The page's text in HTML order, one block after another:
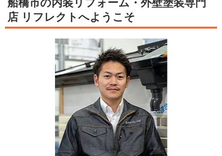
船橋市の内装リフォーム・外壁塗装専門
店 リフレクトへようこそ